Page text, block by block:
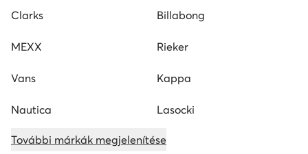
Clarks Billabong
MEXX Rieker
Vans Kappa
Nautica Lasocki
További márkák megjelenítése